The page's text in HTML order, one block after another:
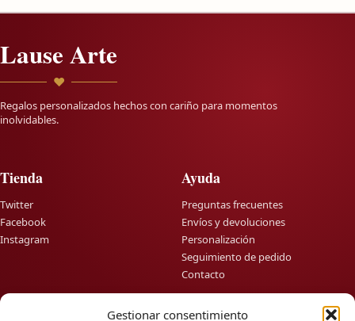
Gestionar consentimiento
Lause Arte
♥
Regalos personalizados hechos con cariño para momentos
inolvidables.
Tienda
Twitter
Facebook
Instagram
Ayuda
Preguntas frecuentes
Envíos y devoluciones
Personalización
Seguimiento de pedido
Contacto